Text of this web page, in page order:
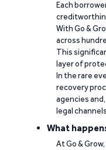
Each
With Go &
across
This
layer of
In the rare
recovery
agencies
legal
What
At Go &